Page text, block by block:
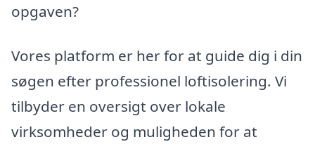
opgaven?
Vores platform er her for at guide dig i din
søgen efter professionel loftisolering. Vi
tilbyder en oversigt over lokale
virksomheder og muligheden for at